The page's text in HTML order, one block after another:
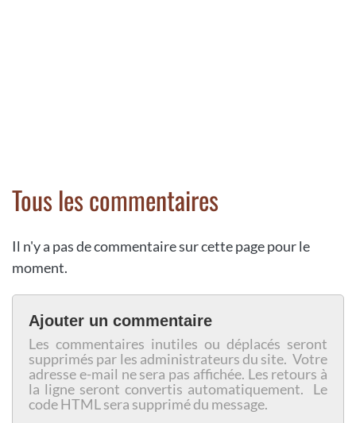
Tous les commentaires
Il n'y a pas de commentaire sur cette page pour le
moment.
Ajouter un commentaire
Les commentaires inutiles ou déplacés seront
supprimés par les administrateurs du site. Votre
adresse e-mail ne sera pas affichée. Les retours à
la ligne seront convertis automatiquement. Le
code HTML sera supprimé du message.